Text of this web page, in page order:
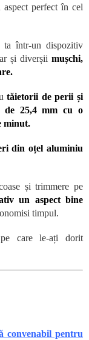
perfect în cel
ta într-un dispozitiv
și diverșiimușchi,
tăietorii de perii și
de 25,4 mm cu o
minut.
din oțel aluminiu
și trimmere pe
un aspect bine
timpul.
care le-ați dorit
convenabil pentru